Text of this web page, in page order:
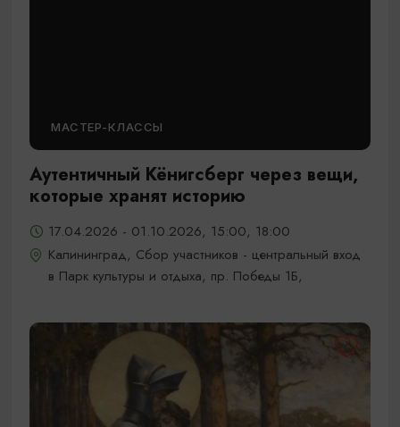
МАСТЕР-КЛАССЫ
Аутентичный Кёнигсберг через вещи,
которые хранят историю
17.04.2026 - 01.10.2026, 15:00, 18:00
Калининград, Сбор участников - центральный вход
в Парк культуры и отдыха, пр. Победы 1Б,